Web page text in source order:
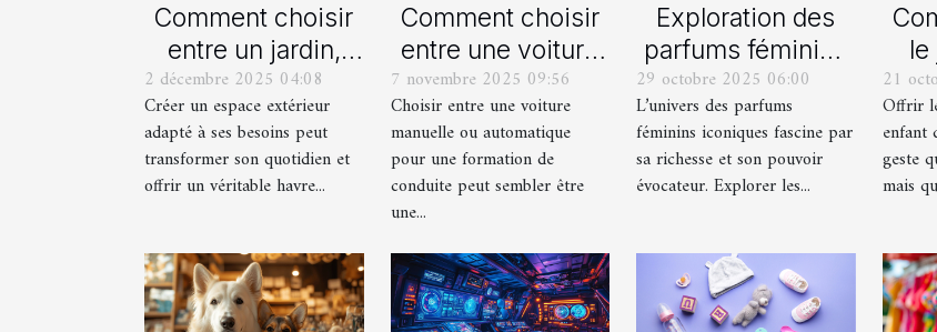
Comment choisir
entre un jardin,
une terrasse et un
balcon pour votre
espace extérieur ?
2 décembre 2025 04:08
Créer un espace extérieur
adapté à ses besoins peut
transformer son quotidien et
offrir un véritable havre...
Comment choisir
entre une voiture
manuelle ou
automatique pour
votre formation de
conduite ?
7 novembre 2025 09:56
Choisir entre une voiture
manuelle ou automatique
pour une formation de
conduite peut sembler être
une...
Exploration des
parfums féminins
iconiques et leurs
variations
29 octobre 2025 06:00
L’univers des parfums
féminins iconiques fascine par
sa richesse et son pouvoir
évocateur. Explorer les...
21
Offrir
enfant
geste
mais